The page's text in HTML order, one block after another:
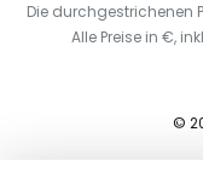
Die durchgestrichenen
Alle Preise in €,
©